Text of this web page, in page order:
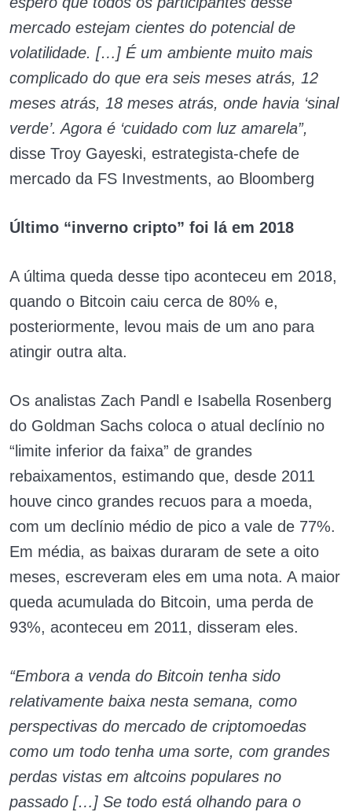
mercado estejam cientes do potencial de
volatilidade. […] É um ambiente muito mais
complicado do que era seis meses atrás, 12
meses atrás, 18 meses atrás, onde havia ‘sinal
verde’. Agora é ‘cuidado com luz amarela”,
disse Troy Gayeski, estrategista-chefe de
mercado da FS Investments, ao Bloomberg
Último “inverno cripto” foi lá em 2018
A última queda desse tipo aconteceu em 2018,
quando o Bitcoin caiu cerca de 80% e,
posteriormente, levou mais de um ano para
atingir outra alta.
Os analistas Zach Pandl e Isabella Rosenberg
do Goldman Sachs coloca o atual declínio no
“limite inferior da faixa” de grandes
rebaixamentos, estimando que, desde 2011
houve cinco grandes recuos para a moeda,
com um declínio médio de pico a vale de 77%.
Em média, as baixas duraram de sete a oito
meses, escreveram eles em uma nota. A maior
queda acumulada do Bitcoin, uma perda de
93%, aconteceu em 2011, disseram eles.
“Embora a venda do Bitcoin tenha sido
relativamente baixa nesta semana, como
perspectivas do mercado de criptomoedas
como um todo tenha uma sorte, com grandes
perdas vistas em altcoins populares no
passado […] Se todo está olhando para o